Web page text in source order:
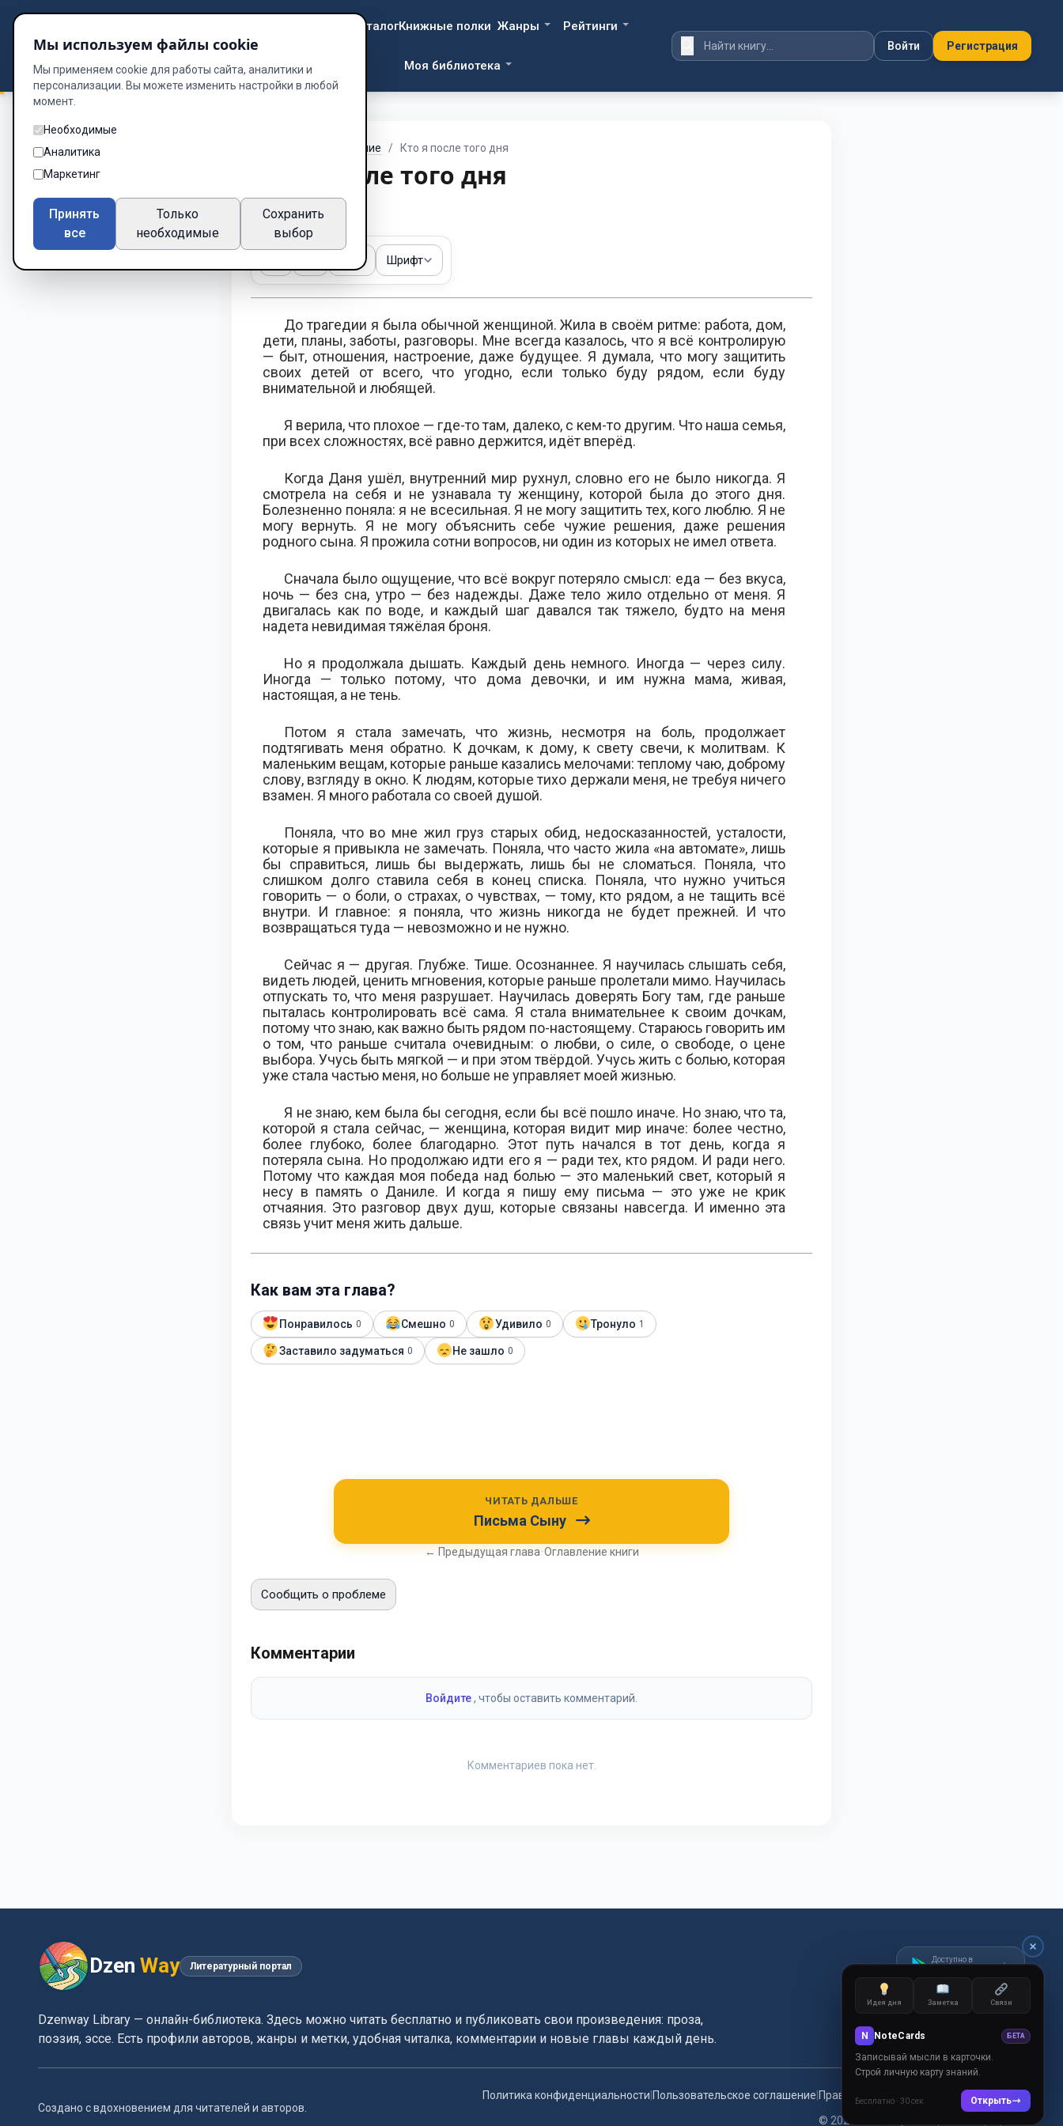
DzenWay Библиотека
КаталогКнижные полки Жанры Рейтинги
Моя библиотека
Войти Регистрация
Мой Данил. Посвящение / Кто я после того дня
Кто я после того дня
Глава 15 из 22
Тема Шрифт
До трагедии я была обычной женщиной. Жила в своём ритме: работа, дом,
дети, планы, заботы, разговоры. Мне всегда казалось, что я всё контролирую
— быт, отношения, настроение, даже будущее. Я думала, что могу защитить
своих детей от всего, что угодно, если только буду рядом, если буду
внимательной и любящей.
Я верила, что плохое — где-то там, далеко, с кем-то другим. Что наша семья,
при всех сложностях, всё равно держится, идёт вперёд.
Когда Даня ушёл, внутренний мир рухнул, словно его не было никогда. Я
смотрела на себя и не узнавала ту женщину, которой была до этого дня.
Болезненно поняла: я не всесильная. Я не могу защитить тех, кого люблю. Я не
могу вернуть. Я не могу объяснить себе чужие решения, даже решения
родного сына. Я прожила сотни вопросов, ни один из которых не имел ответа.
Сначала было ощущение, что всё вокруг потеряло смысл: еда — без вкуса,
ночь — без сна, утро — без надежды. Даже тело жило отдельно от меня. Я
двигалась как по воде, и каждый шаг давался так тяжело, будто на меня
надета невидимая тяжёлая броня.
Но я продолжала дышать. Каждый день немного. Иногда — через силу.
Иногда — только потому, что дома девочки, и им нужна мама, живая,
настоящая, а не тень.
Потом я стала замечать, что жизнь, несмотря на боль, продолжает
подтягивать меня обратно. К дочкам, к дому, к свету свечи, к молитвам. К
маленьким вещам, которые раньше казались мелочами: теплому чаю, доброму
слову, взгляду в окно. К людям, которые тихо держали меня, не требуя ничего
взамен. Я много работала со своей душой.
Поняла, что во мне жил груз старых обид, недосказанностей, усталости,
которые я привыкла не замечать. Поняла, что часто жила «на автомате», лишь
бы справиться, лишь бы выдержать, лишь бы не сломаться. Поняла, что
слишком долго ставила себя в конец списка. Поняла, что нужно учиться
говорить — о боли, о страхах, о чувствах, — тому, кто рядом, а не тащить всё
внутри. И главное: я поняла, что жизнь никогда не будет прежней. И что
возвращаться туда — невозможно и не нужно.
Сейчас я — другая. Глубже. Тише. Осознаннее. Я научилась слышать себя,
видеть людей, ценить мгновения, которые раньше пролетали мимо. Научилась
отпускать то, что меня разрушает. Научилась доверять Богу там, где раньше
пыталась контролировать всё сама. Я стала внимательнее к своим дочкам,
потому что знаю, как важно быть рядом по-настоящему. Стараюсь говорить им
о том, что раньше считала очевидным: о любви, о силе, о свободе, о цене
выбора. Учусь быть мягкой — и при этом твёрдой. Учусь жить с болью, которая
уже стала частью меня, но больше не управляет моей жизнью.
Я не знаю, кем была бы сегодня, если бы всё пошло иначе. Но знаю, что та,
которой я стала сейчас, — женщина, которая видит мир иначе: более честно,
более глубоко, более благодарно. Этот путь начался в тот день, когда я
потеряла сына. Но продолжаю идти его я — ради тех, кто рядом. И ради него.
Потому что каждая моя победа над болью — это маленький свет, который я
несу в память о Даниле. И когда я пишу ему письма — это уже не крик
отчаяния. Это разговор двух душ, которые связаны навсегда. И именно эта
связь учит меня жить дальше.
Как вам эта глава?
Понравилось 0 Смешно 0 Удивило 0 Тронуло 1
Заставило задуматься 0 Не зашло 0
ЧИТАТЬ ДАЛЬШЕ
Письма Сыну
← Предыдущая глава•Оглавление книги
Сообщить о проблеме
Комментарии
Войдите, чтобы оставить комментарий.
Комментариев пока нет.
Dzen Way Литературный портал
Доступно в
Dzenway Library — онлайн-библиотека. Здесь можно читать бесплатно и публиковать свои произведения: проза,
поэзия, эссе. Есть профили авторов, жанры и метки, удобная читалка, комментарии и новые главы каждый день.
Создано с вдохновением для читателей и авторов.
Политика конфиденциальности Пользовательское соглашение Правила сообщества
Связаться с нами
© 2026 DzenWay. Все права защищены.
Идея дня Заметка Связи
N NoteCards БЕТА
Записывай мысли в карточки.
Строй личную карту знаний.
Бесплатно · 30 сек Открыть
Мы используем файлы cookie
Мы применяем cookie для работы сайта, аналитики и
персонализации. Вы можете изменить настройки в любой
момент.
Необходимые
Аналитика
Маркетинг
Принять
все
Только
необходимые
Сохранить
выбор